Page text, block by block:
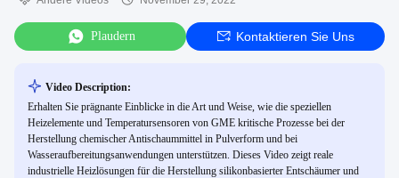
Plaudern Kontaktieren Sie Uns
Video Description:
Erhalten Sie prägnante Einblicke in die Art und Weise, wie die speziellen
Heizelemente und Temperatursensoren von GME kritische Prozesse bei der
Herstellung chemischer Antischaummittel in Pulverform und bei
Wasseraufbereitungsanwendungen unterstützen. Dieses Video zeigt reale
industrielle Heizlösungen für die Herstellung silikonbasierter Entschäumer und